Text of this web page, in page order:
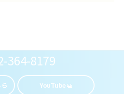
364-8179
YouTube